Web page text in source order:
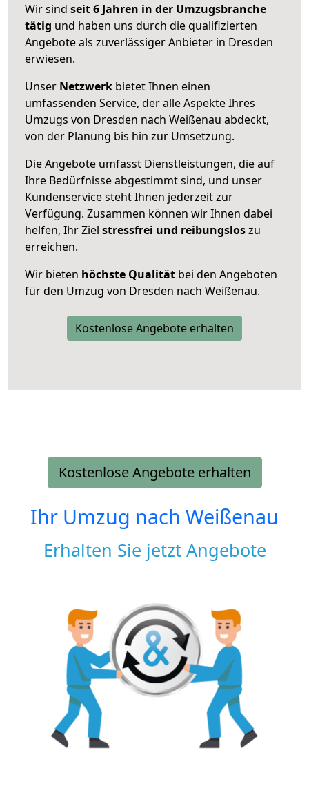
Wir sind seit 6 Jahren in der Umzugsbranche
tätig und haben uns durch die qualifizierten
Angebote als zuverlässiger Anbieter in Dresden
erwiesen.
Unser Netzwerk bietet Ihnen einen
umfassenden Service, der alle Aspekte Ihres
Umzugs von Dresden nach Weißenau abdeckt,
von der Planung bis hin zur Umsetzung.
Die Angebote umfasst Dienstleistungen, die auf
Ihre Bedürfnisse abgestimmt sind, und unser
Kundenservice steht Ihnen jederzeit zur
Verfügung. Zusammen können wir Ihnen dabei
helfen, Ihr Ziel stressfrei und reibungsloszu
erreichen.
Wir bieten höchste Qualität bei den Angeboten
für den Umzug von Dresden nach Weißenau.
Kostenlose Angebote erhalten
Kostenlose Angebote erhalten
Ihr Umzug nach Weißenau
Erhalten Sie jetzt Angebote